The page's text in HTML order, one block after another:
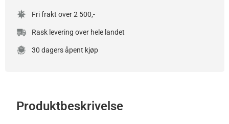
Fri frakt over 2 500,-
Rask levering over hele landet
30 dagers åpent kjøp
Produktbeskrivelse